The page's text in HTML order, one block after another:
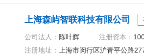
上海森屿智联科技有限公司
公司法人： 陈叶辉 注册资本：
注册地址：
上海市闵行区沪青平公路